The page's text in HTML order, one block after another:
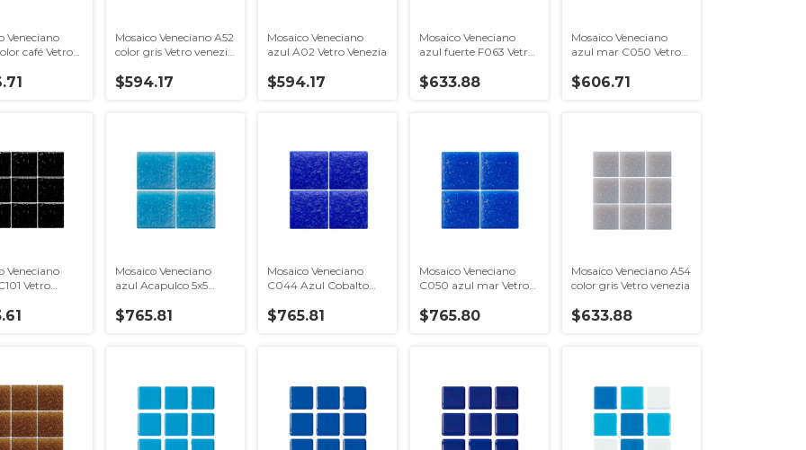
Veneciano
café Vetro
Mosaico Veneciano A52
color gris Vetro venezia
$594.17
Mosaico Veneciano
azul A02 Vetro Venezia
$594.17
Mosaico Veneciano
azul fuerte F063 Vetro
$633.88
Mosaico Veneciano
azul mar C050 Vetro
$606.71
Veneciano
Vetro
Mosaico Veneciano
azul Acapulco 5x5
$765.81
Mosaico Veneciano
C044 Azul Cobalto
$765.81
Mosaico Veneciano
C050 azul mar Vetro
$765.80
Mosaico Veneciano A54
color gris Vetro venezia
$633.88